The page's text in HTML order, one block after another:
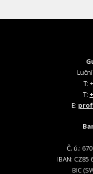
T:
T:
E:
Č. ú.:
IBAN: CZ85
BIC